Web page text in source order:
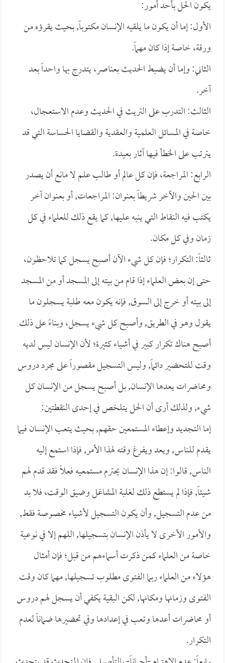
يكون الحل بأحد أمور:
الأول: إما أن يكون ما يلقيه الإنسان مكتوباً, بحيث يقرؤه من
ورقة، خاصة إذا كان مهماً.
الثاني: وإما أن يضبط الحديث بعناصر، يتدرج بها واحداً بعد
آخر.
الثالث: التدرب على التريث في الحديث وعدم الاستعجال،
خاصة في المسائل العلمية والعقدية والقضايا الحساسة التي قد
يترتب على الخطأ فيها آثار بعيدة.
الرابع: المراجعة، فإن كل عالم أو طالب علم لا مانع أن يصدر
بين الحين والآخر شريطاً بعنوان: المراجعات, أو بعنوان آخر
يكتب فيه النقاط التي ينبه عليها, كما يقع ذلك للعلماء في كل
زمان وفي كل مكان.
ثالثاً: التكرار؛ فإن كل شيء الآن أصبح يسجل كما تلاحظون،
حتى إن بعض العلماء إذا قام من بيته إلى المسجد أو من المسجد
إلى بيته أو خرج إلى السوق, فإنه يكون معه طلبة يسجلون ما
يقول وهو في الطريق, وأصبح كل شيء يسجل، وبناءً على ذلك
أصبح هناك تكرار كبير في أشياء كثيرة؛ لأن الإنسان ليس لديه
وقت للتحضير دائماً, وليس التسجيل مقصوراً على مجرد دروس
ومحاضرات يعدها الإنسان, بل أصبح يسجل من الإنسان كل
شيء, ولذلك أرى أن الحل يتلخص في إحدى النقطتين:
إما التجديد وإعطاء المستمعين حقهم, بحيث يتعب الإنسان فيما
يقدم للناس, ويعد ويفرغ وقته لهذا الأمر, فإذا استمع إليه
الناس, قالوا: إن هذا الإنسان يحترم مستمعيه فعلاً فقد قدم لهم
شيئاً, فإذا لم يستطع ذلك لغلبة المشاغل وضيق الوقت، فلا بد
من عدم التسجيل, وأن يكون التسجيل لأشياء مخصوصة فقط,
والأمور الأخرى لا يأذن الإنسان بتسجيلها, اللهم إلا في نوعية
خاصة من العلماء كمن ذكرت أسماءهم من قبل؛ فإن أمثال
هؤلاء من العلماء ربما الفتوى مطلوب تسجيلها, مهما كان وقت
الفتوى وزمانها ومكانها, لكن البقية يكفي أن يسجل لهم دروس
أو محاضرات أعدها وتعب في إعدادها وفي تحضيرها ضماناً لعدم
التكرار.